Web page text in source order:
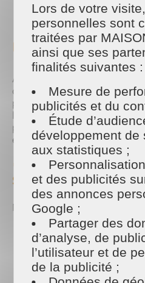
🧹 Pourquoi
ménage
Avec le retour du froid, on
chez soi. Un intérieur
pour le bien-être de toute la
l’occasion de nettoyer les
pendant l’été : vitres,
etc.
🧼 Quelles
Services à Saumur ?
Nos équipes vous
Le
ménage régulier ou
Lelavage de vitres,
Lenettoyage en
Ledépoussiérage des
Lors de votre
personnelles sont
traitées par
ainsi que ses
finalités suivantes :
Mesure de
publicités et du
Étude
développement de
aux statistiques ;
et des publicités
des annonces
Google ;
Partager des
d’analyse, de
l’utilisateur et de
de la publicité ;